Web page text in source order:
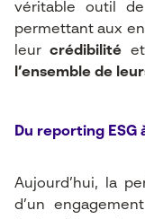
véritable outil
permettant aux
leurcrédibilité
l’ensemble de
Du reporting
Aujourd’hui, la
d’un